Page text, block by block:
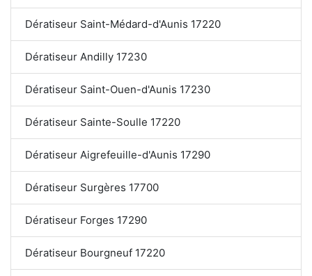
Dératiseur Saint-Médard-d'Aunis 17220
Dératiseur Andilly 17230
Dératiseur Saint-Ouen-d'Aunis 17230
Dératiseur Sainte-Soulle 17220
Dératiseur Aigrefeuille-d'Aunis 17290
Dératiseur Surgères 17700
Dératiseur Forges 17290
Dératiseur Bourgneuf 17220